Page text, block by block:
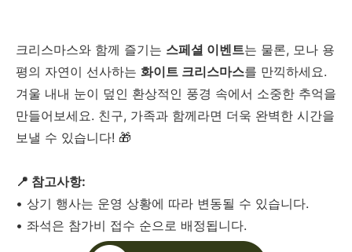
크리스마스와 함께 즐기는 스페셜 이벤트는 물론, 모나 용
평의 자연이 선사하는 화이트 크리스마스를 만끽하세요.
겨울 내내 눈이 덮인 환상적인 풍경 속에서 소중한 추억을
만들어보세요. 친구, 가족과 함께라면 더욱 완벽한 시간을
보낼 수 있습니다! 🎁
📍 참고사항:
• 상기 행사는 운영 상황에 따라 변동될 수 있습니다.
• 좌석은 참가비 접수 순으로 배정됩니다.